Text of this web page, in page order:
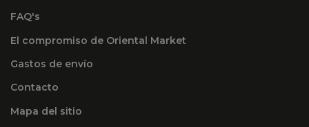
FAQ's
El compromiso de Oriental Market
Gastos de envío
Contacto
Mapa del sitio